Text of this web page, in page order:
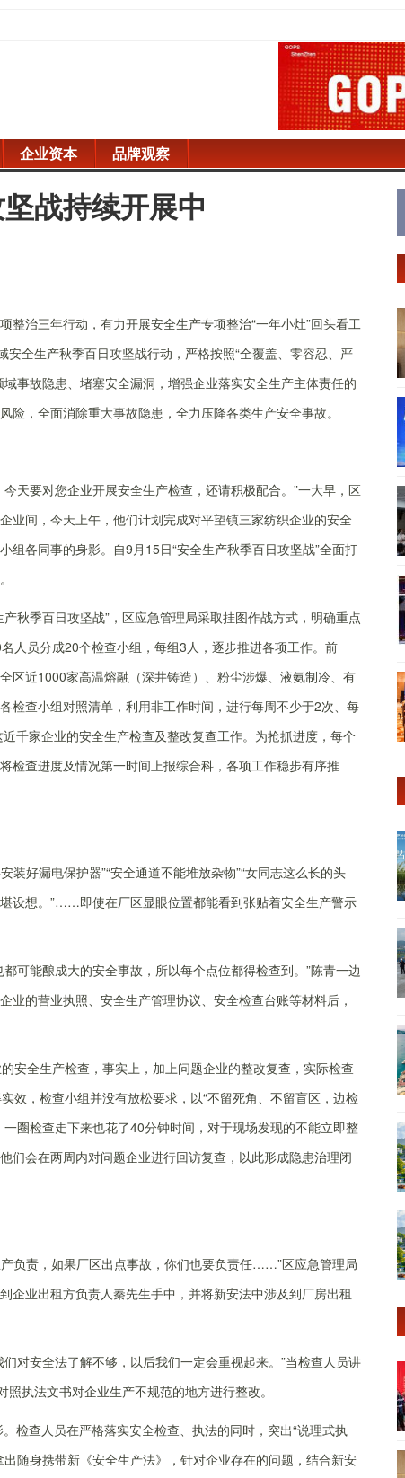
企业资本 品牌观察
战持续开展中
治三年行动，有力开展安全生产专项整治“一年小灶”回头看工
全生产秋季百日攻坚战行动，严格按照“全覆盖、零容忍、严
事故隐患、堵塞安全漏洞，增强企业落实安全生产主体责任的
，全面消除重大事故隐患，全力压降各类生产安全事故。
天要对您企业开展安全生产检查，还请积极配合。”一大早，区
业间，今天上午，他们计划完成对平望镇三家纺织企业的安全
各同事的身影。自9月15日“安全生产秋季百日攻坚战”全面打
秋季百日攻坚战”，区应急管理局采取挂图作战方式，明确重点
人员分成20个检查小组，每组3人，逐步推进各项工作。前
区近1000家高温熔融（深井铸造）、粉尘涉爆、液氨制冷、有
检查小组对照清单，利用非工作时间，进行每周不少于2次、每
千家企业的安全生产检查及整改复查工作。为抢抓进度，每个
检查进度及情况第一时间上报综合科，各项工作稳步有序推
装好漏电保护器”“安全通道不能堆放杂物”“女同志这么长的头
设想。”……即使在厂区显眼位置都能看到张贴着安全生产警示
可能酿成大的安全事故，所以每个点位都得检查到。”陈青一边
的营业执照、安全生产管理协议、安全检查台账等材料后，
安全生产检查，事实上，加上问题企业的整改复查，实际检查
效，检查小组并没有放松要求，以“不留死角、不留盲区，边检
圈检查走下来也花了40分钟时间，对于现场发现的不能立即整
们会在两周内对问题企业进行回访复查，以此形成隐患治理闭
负责，如果厂区出点事故，你们也要负责任……”区应急管理局
企业出租方负责人秦先生手中，并将新安法中涉及到厂房出租
对安全法了解不够，以后我们一定会重视起来。”当检查人员讲
执法文书对企业生产不规范的地方进行整改。
检查人员在严格落实安全检查、执法的同时，突出“说理式执
随身携带新《安全生产法》，针对企业存在的问题，结合新安